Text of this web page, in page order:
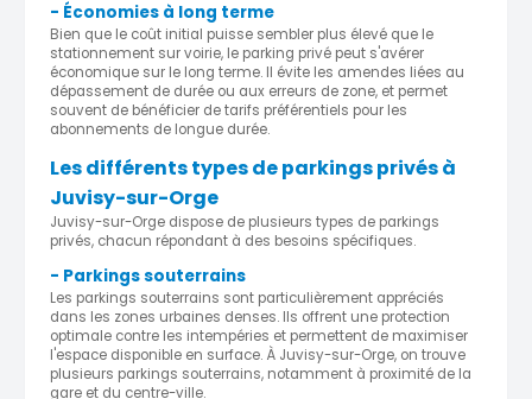
- Économies à long terme
Bien que le coût initial puisse sembler plus élevé que le
stationnement sur voirie, le parking privé peut s'avérer
économique sur le long terme. Il évite les amendes liées au
dépassement de durée ou aux erreurs de zone, et permet
souvent de bénéficier de tarifs préférentiels pour les
abonnements de longue durée.
Les différents types de parkings privés à
Juvisy-sur-Orge
Juvisy-sur-Orge dispose de plusieurs types de parkings
privés, chacun répondant à des besoins spécifiques.
- Parkings souterrains
Les parkings souterrains sont particulièrement appréciés
dans les zones urbaines denses. Ils offrent une protection
optimale contre les intempéries et permettent de maximiser
l'espace disponible en surface. À Juvisy-sur-Orge, on trouve
plusieurs parkings souterrains, notamment à proximité de la
gare et du centre-ville.